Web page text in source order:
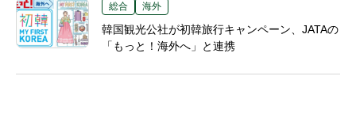
総合 海外
韓国観光公社が初韓旅行キャンペーン、JATAの
「もっと！海外へ」と連携